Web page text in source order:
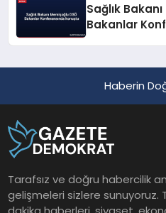
Sağlık
Bakanlar
Haberin
Tarafsız ve doğru habercilik
gelişmeleri sizlere sunuyoruz.